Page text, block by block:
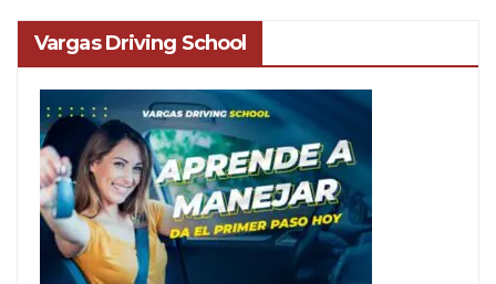
Vargas Driving School